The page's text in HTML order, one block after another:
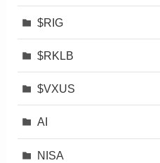
$RIG
$RKLB
$VXUS
AI
NISA